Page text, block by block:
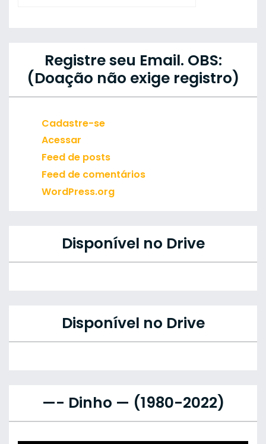
Registre seu Email. OBS:
(Doação não exige registro)
Cadastre-se
Acessar
Feed de posts
Feed de comentários
WordPress.org
Disponível no Drive
Disponível no Drive
—- Dinho — (1980-2022)